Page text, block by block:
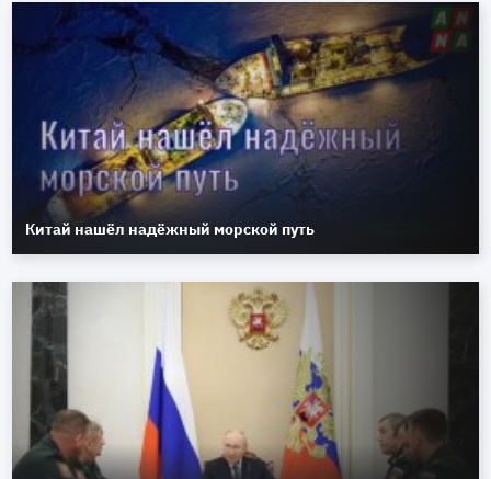
Китай нашёл надёжный морской путь